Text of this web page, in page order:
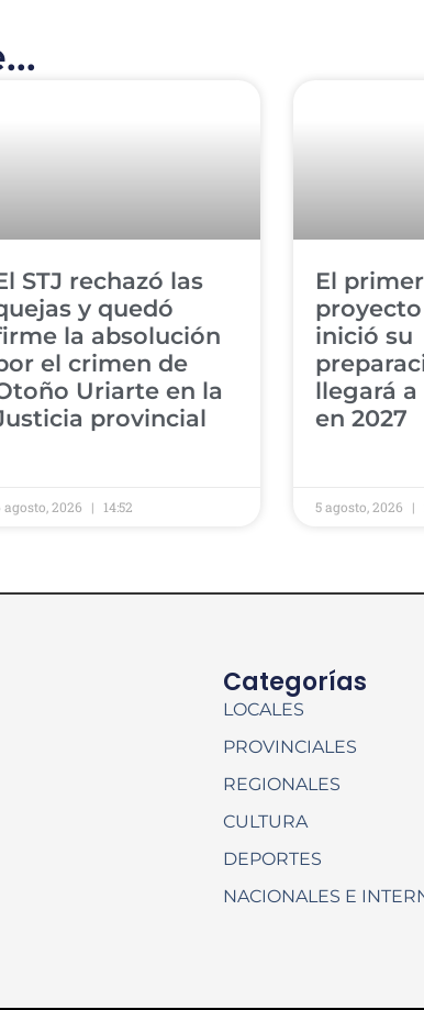
STJ rechazó las
y quedó
la absolución
el crimen de
Uriarte en la
provincial
agosto, 2026 14:52
​El
inició su
llegará
en 2027
5 agosto, 2026
Categorías
LOCALES
PROVINCIALES
REGIONALES
CULTURA
DEPORTES
NACIONALES E